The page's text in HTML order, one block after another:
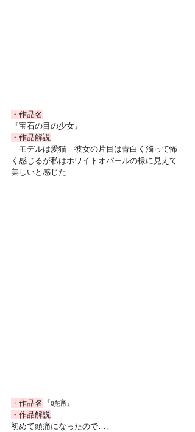
・作品名
『宝石の目の少女』
・作品解説
モデルは愛猫　彼女の片目は青白く濁って怖
く感じるが私はホワイトオパールの様に見えて
美しいと感じた
・作品名
『頭痛』
・作品解説
初めて頭痛になったので…。